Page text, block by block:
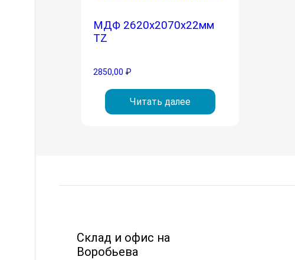
МДФ 2620х2070х22мм
TZ
2850,00 ₽
Читать далее
Склад и офис на
Воробьева